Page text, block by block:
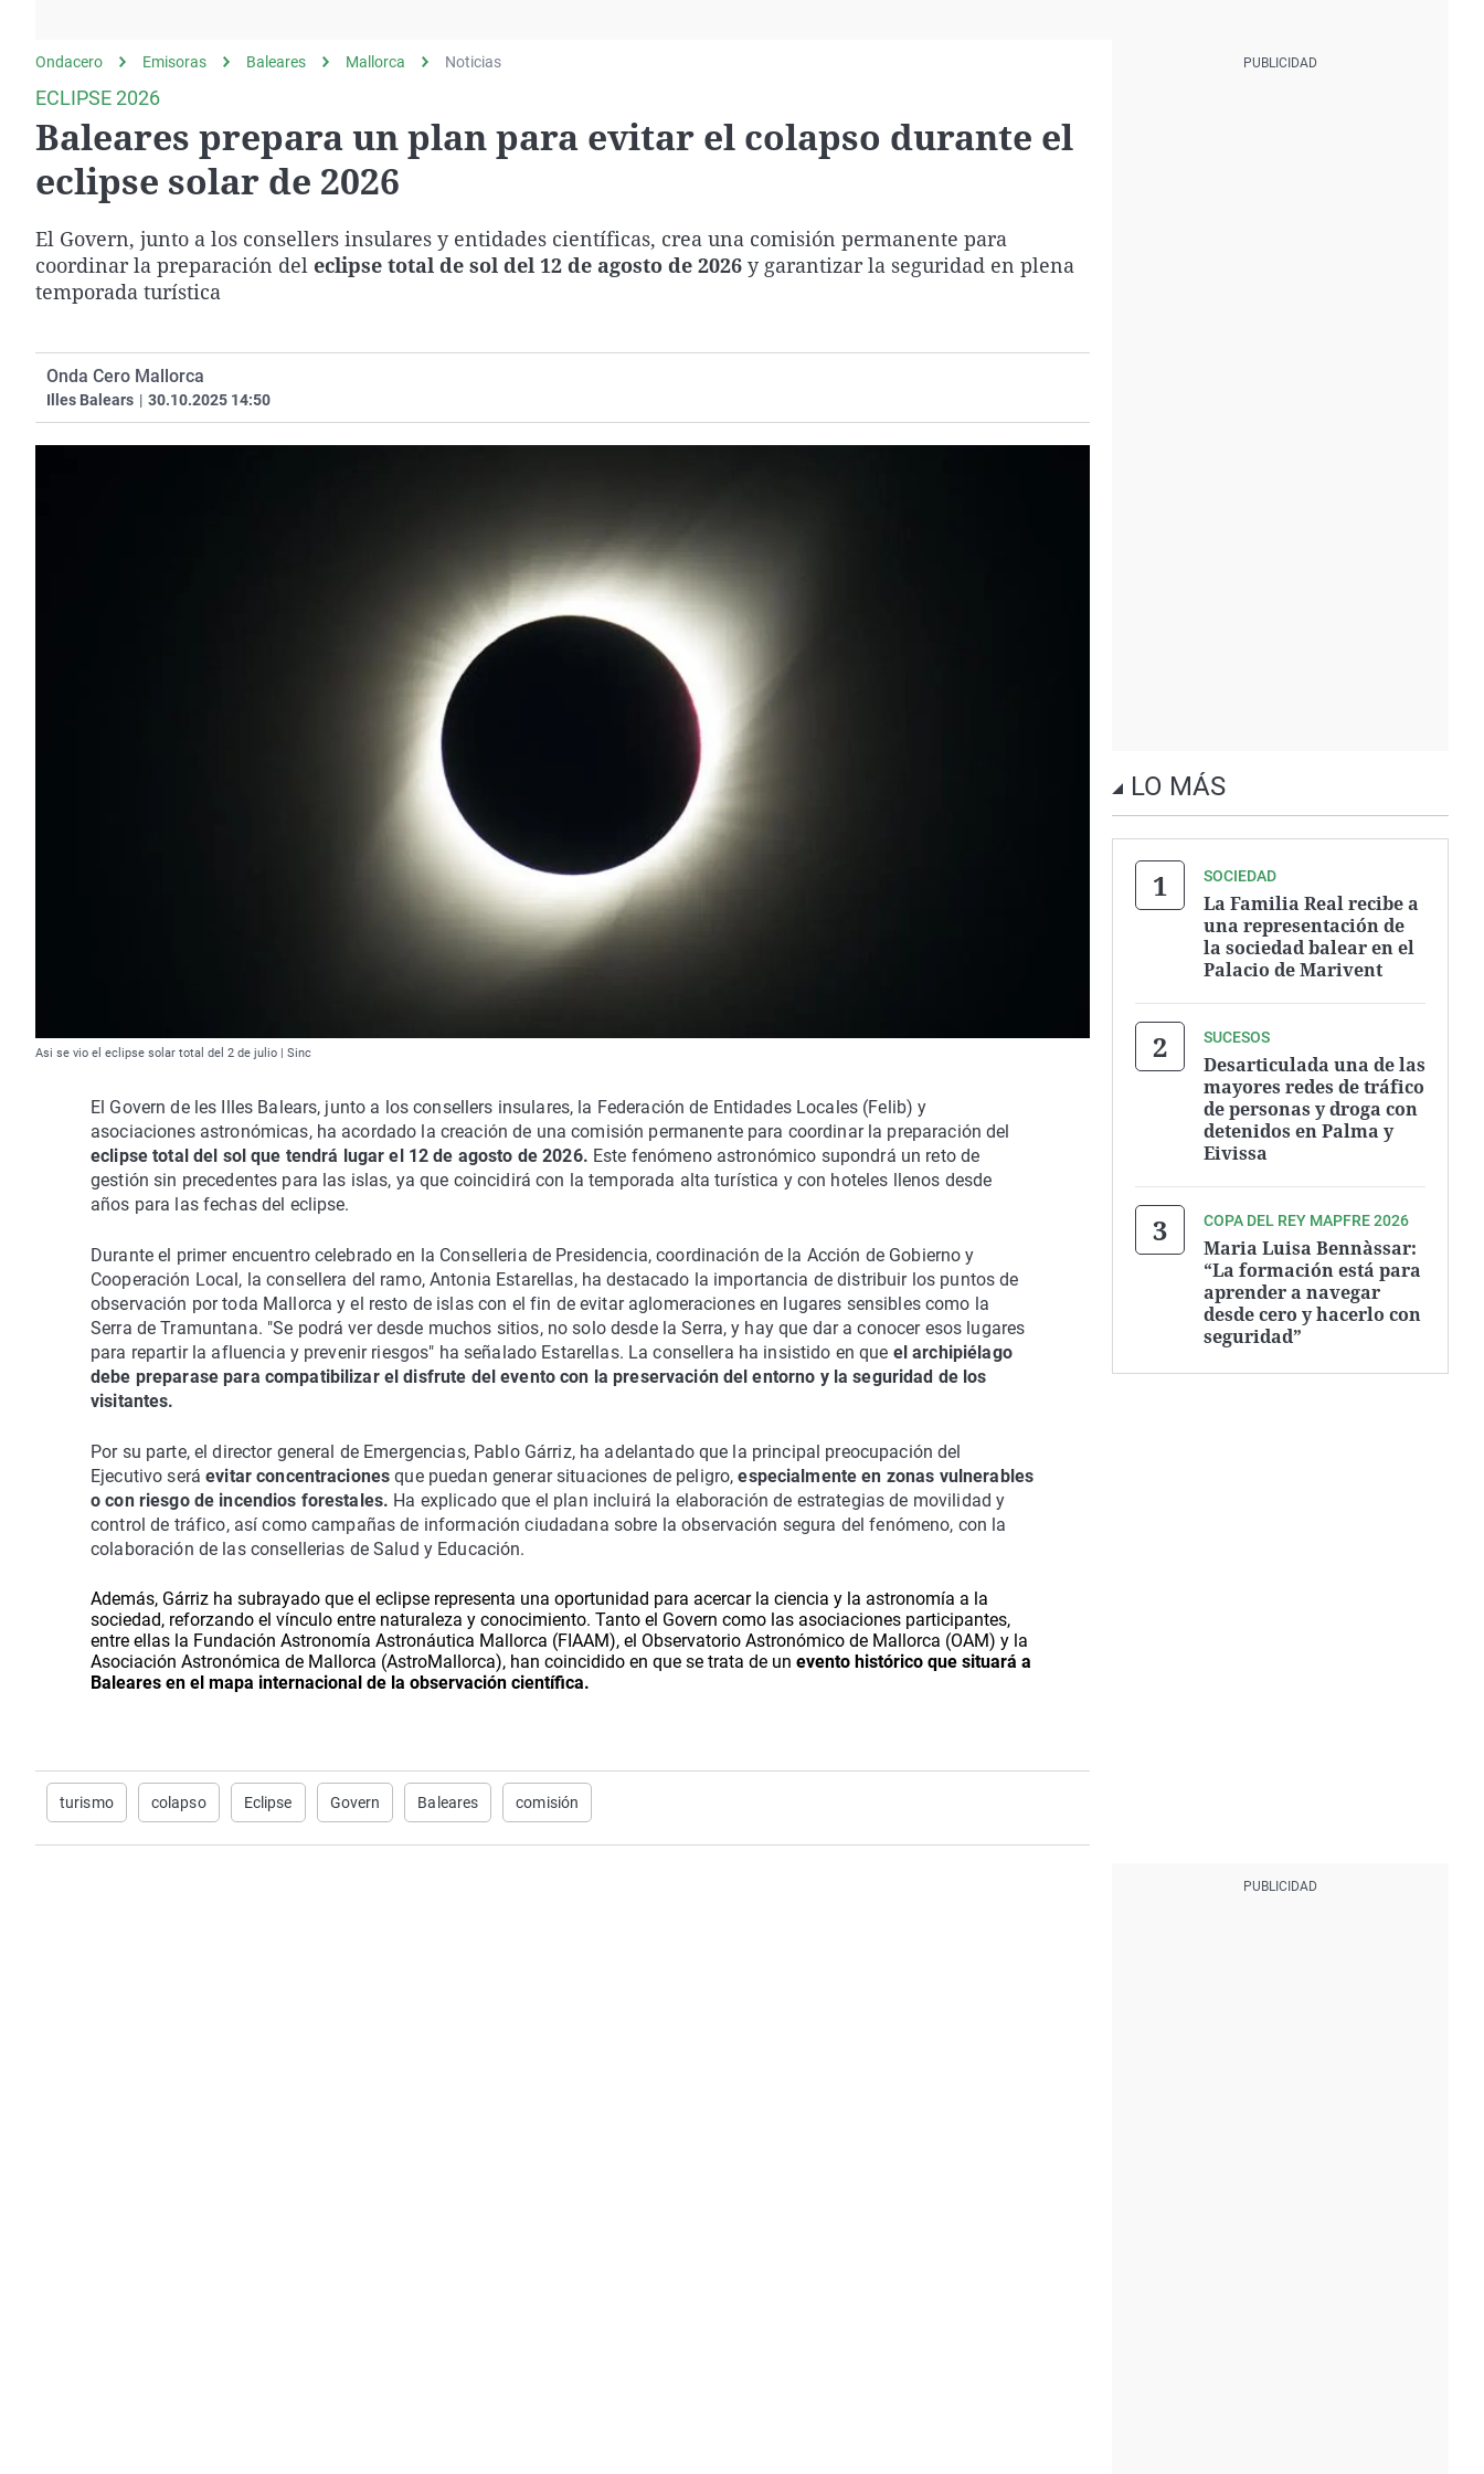
Negra
Navarra
País Vasco
Ondacero Emisoras Baleares Mallorca Noticias
ECLIPSE 2026
Baleares prepara un plan para evitar el colapso durante el
eclipse solar de 2026
El Govern, junto a los consellers insulares y entidades científicas, crea una comisión permanente para
coordinar la preparación del eclipse total de sol del 12 de agosto de 2026 y garantizar la seguridad en plena
temporada turística
Onda Cero Mallorca
Illes Balears | 30.10.2025 14:50
Asi se vio el eclipse solar total del 2 de julio | Sinc
El Govern de les Illes Balears, junto a los consellers insulares, la Federación de Entidades Locales (Felib) y
asociaciones astronómicas, ha acordado la creación de una comisión permanente para coordinar la preparación del
eclipse total del sol que tendrá lugar el 12 de agosto de 2026. Este fenómeno astronómico supondrá un reto de
gestión sin precedentes para las islas, ya que coincidirá con la temporada alta turística y con hoteles llenos desde
años para las fechas del eclipse.
Durante el primer encuentro celebrado en la Conselleria de Presidencia, coordinación de la Acción de Gobierno y
Cooperación Local, la consellera del ramo, Antonia Estarellas, ha destacado la importancia de distribuir los puntos de
observación por toda Mallorca y el resto de islas con el fin de evitar aglomeraciones en lugares sensibles como la
Serra de Tramuntana. "Se podrá ver desde muchos sitios, no solo desde la Serra, y hay que dar a conocer esos lugares
para repartir la afluencia y prevenir riesgos" ha señalado Estarellas. La consellera ha insistido en que el archipiélago
debe preparase para compatibilizar el disfrute del evento con la preservación del entorno y la seguridad de los
visitantes.
Por su parte, el director general de Emergencias, Pablo Gárriz, ha adelantado que la principal preocupación del
Ejecutivo seráevitar concentracionesque puedan generar situaciones de peligro,especialmente en zonas vulnerables
o con riesgo de incendios forestales. Ha explicado que el plan incluirá la elaboración de estrategias de movilidad y
control de tráfico, así como campañas de información ciudadana sobre la observación segura del fenómeno, con la
colaboración de las consellerias de Salud y Educación.
Además, Gárriz ha subrayado que el eclipse representa una oportunidad para acercar la ciencia y la astronomía a la
sociedad, reforzando el vínculo entre naturaleza y conocimiento. Tanto el Govern como las asociaciones participantes,
entre ellas la Fundación Astronomía Astronáutica Mallorca (FIAAM), el Observatorio Astronómico de Mallorca (OAM) y la
Asociación Astronómica de Mallorca (AstroMallorca), han coincidido en que se trata de un evento histórico que situará a
Baleares en el mapa internacional de la observación científica.
turismo colapso Eclipse Govern Baleares comisión
LO MÁS
SOCIEDAD
La Familia Real recibe a
una representación de
la sociedad balear en el
Palacio de Marivent
SUCESOS
Desarticulada una de las
mayores redes de tráfico
de personas y droga con
detenidos en Palma y
Eivissa
COPA DEL REY MAPFRE 2026
Maria Luisa Bennàssar:
“La formación está para
aprender a navegar
desde cero y hacerlo con
seguridad”